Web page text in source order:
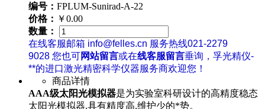
编号： FPLUM-Sunirad-A-22
价格： ￥0.00
数量：
在线客服邮箱 info@felles.cn 服务热线021-2279
9028 您也可网站留言或在线客服留言垂询，孚光精仪-
**的进口激光精密科学仪器服务商欢迎您！
商品详情
AAA级太阳光模拟器是为实验室科研设计的高精度稳态
太阳光模拟器,具有精度高,维护少的*势。